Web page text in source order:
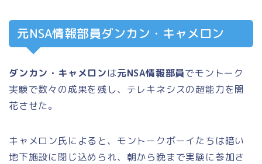
元NSA情報部員ダンカン・キャメロン
ダンカン・キャメロンは元NSA情報部員でモントーク
実験で数々の成果を残し、テレキネシスの超能力を開
花させた。
キャメロン氏によると、モントークボーイたちは暗い
地下施設に閉じ込められ、朝から晩まで実験に参加さ